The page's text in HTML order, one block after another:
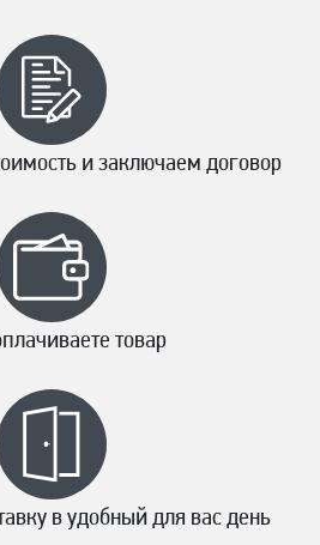
и заключаем договор
товар
в удобный для вас день